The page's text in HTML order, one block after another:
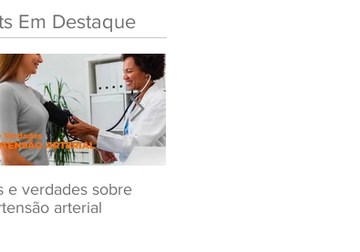
Em Destaque
e verdades sobre
arterial